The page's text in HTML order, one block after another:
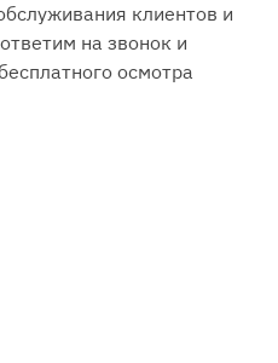
клиентов и
на звонок и
осмотра